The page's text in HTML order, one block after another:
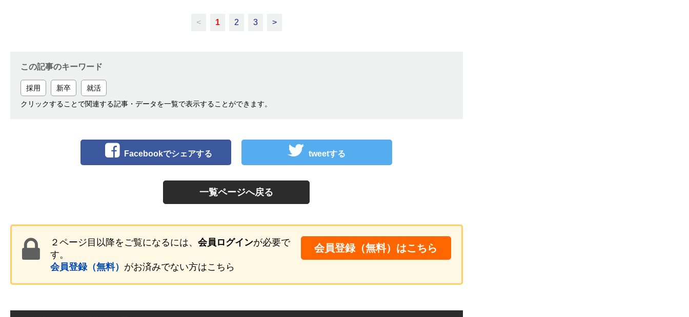
< 1 2 3 >
この記事のキーワード
採用 新卒
就活
クリックすることで関連する記事・データを一覧で表示することができます。
Facebookでシェアする tweetする
一覧ページへ戻る
２ページ目以降をご覧になるには、 会員ログインが必要で
す。
会員登録（無料） がお済みでない方はこちら
会員登録（無料）はこちら